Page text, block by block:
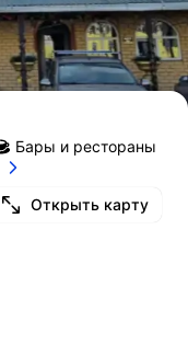
Открыть карту
Бары и рестораны